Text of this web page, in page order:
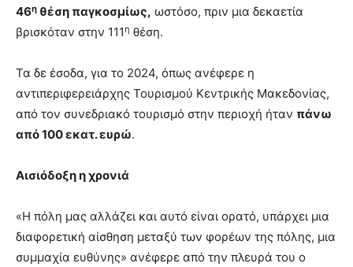
46η θέση παγκοσμίως, ωστόσο, πριν μια δεκαετία
βρισκόταν στην 111η θέση.
Τα δε έσοδα, για το 2024, όπως ανέφερε η
αντιπεριφερειάρχης Τουρισμού Κεντρικής Μακεδονίας,
από τον συνεδριακό τουρισμό στην περιοχή ήταν πάνω
από 100 εκατ. ευρώ.
Αισιόδοξη η χρονιά
«Η πόλη μας αλλάζει και αυτό είναι ορατό, υπάρχει μια
διαφορετική αίσθηση μεταξύ των φορέων της πόλης, μια
συμμαχία ευθύνης» ανέφερε από την πλευρά του ο